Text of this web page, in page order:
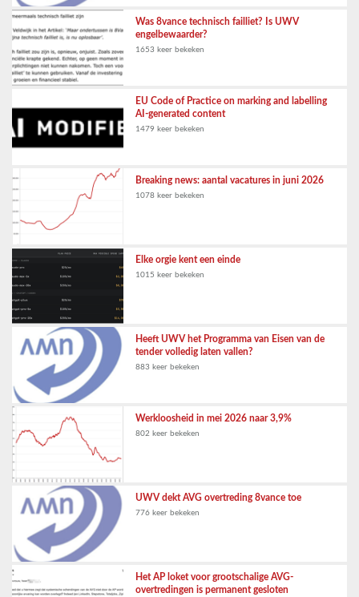
Was 8vance technisch failliet? Is UWV
engelbewaarder?
1653 keer bekeken
EU Code of Practice on marking and labelling
AI-generated content
1479 keer bekeken
Breaking news: aantal vacatures in juni 2026
1078 keer bekeken
Elke orgie kent een einde
1015 keer bekeken
Heeft UWV het Programma van Eisen van de
tender volledig laten vallen?
883 keer bekeken
Werkloosheid in mei 2026 naar 3,9%
802 keer bekeken
UWV dekt AVG overtreding 8vance toe
776 keer bekeken
Het AP loket voor grootschalige AVG-
overtredingen is permanent gesloten